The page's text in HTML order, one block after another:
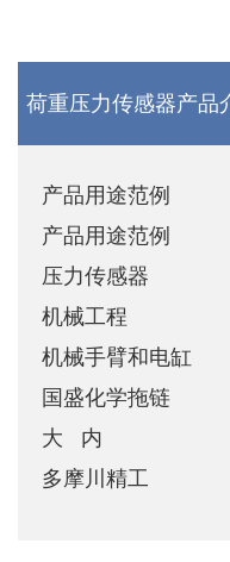
荷重压力传感器产品
绍
产品用途范例
产品用途范例
压力传感器
机械工程
机械手臂和电缸
国盛化学拖链
大 内
多摩川精工